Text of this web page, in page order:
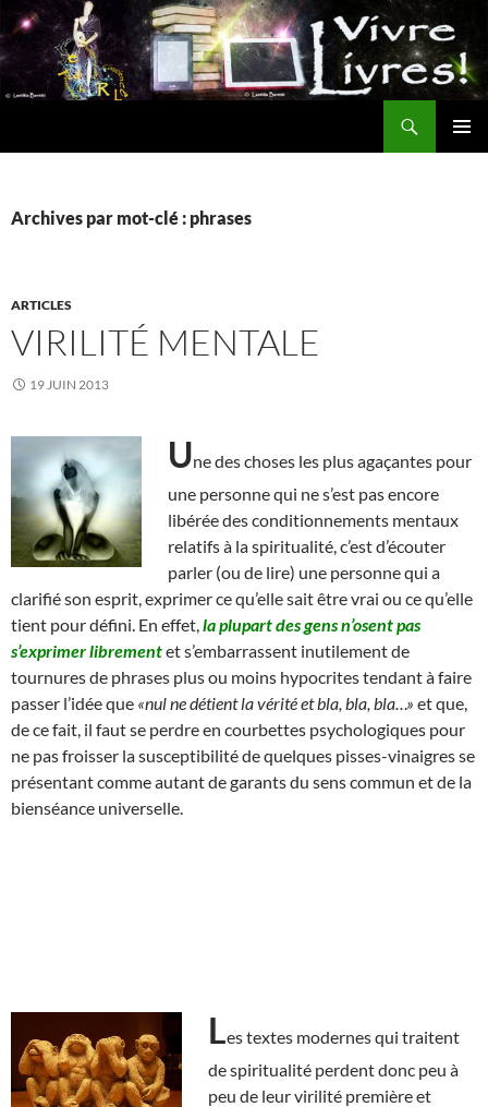
Aller
au
contenu
Archives par mot-clé : phrases
ARTICLES
VIRILITÉ MENTALE
19 JUIN 2013
Une des choses les plus agaçantes pour
une personne qui ne s’est pas encore
libérée des conditionnements mentaux
relatifs à la spiritualité, c’est d’écouter
parler (ou de lire) une personne qui a
clarifié son esprit, exprimer ce qu’elle sait être vrai ou ce qu’elle
tient pour défini. En effet, la plupart des gens n’osent pas
s’exprimer librementet s’embarrassent inutilement de
tournures de phrases plus ou moins hypocrites tendant à faire
passer l’idée que «nul ne détient la vérité et bla, bla, bla…» et que,
de ce fait, il faut se perdre en courbettes psychologiques pour
ne pas froisser la susceptibilité de quelques pisses-vinaigres se
présentant comme autant de garants du sens commun et de la
bienséance universelle.
Les textes modernes qui traitent
de spiritualité perdent donc peu à
peu de leur virilité première et